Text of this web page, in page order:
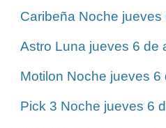
Caribeña Noche
Astro Luna jueves 6 de
Motilon Noche jueves 6
Pick 3 Noche jueves 6